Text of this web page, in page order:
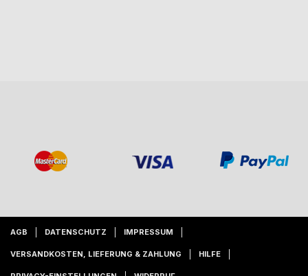
AGB DATENSCHUTZ IMPRESSUM
VERSANDKOSTEN, LIEFERUNG & ZAHLUNG HILFE